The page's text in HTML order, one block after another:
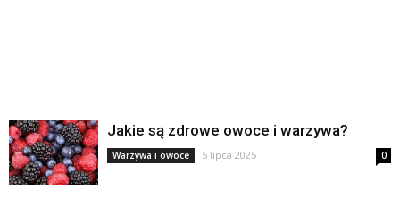
Jakie są zdrowe owoce i warzywa?
Warzywa i owoce 5 lipca 2025 0